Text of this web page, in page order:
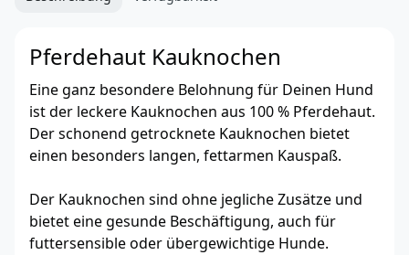
Pferdehaut Kauknochen
Eine ganz besondere Belohnung für Deinen Hund
ist der leckere Kauknochen aus 100 % Pferdehaut.
Der schonend getrocknete Kauknochen bietet
einen besonders langen, fettarmen Kauspaß.
Der Kauknochen sind ohne jegliche Zusätze und
bietet eine gesunde Beschäftigung, auch für
futtersensible oder übergewichtige Hunde.